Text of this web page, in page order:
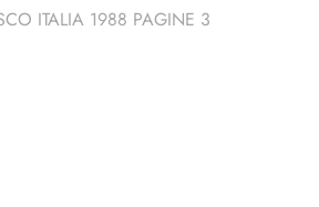
ITALIA 1988 PAGINE 3